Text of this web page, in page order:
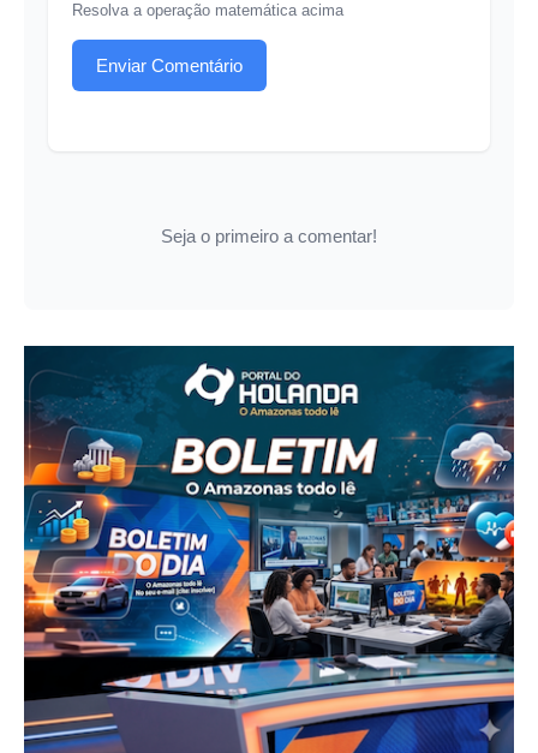
Resolva a operação matemática acima
Enviar Comentário
Seja o primeiro a comentar!